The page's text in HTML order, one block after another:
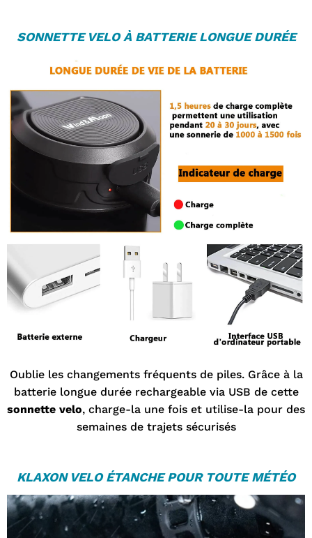
SONNETTE VELOÀ BATTERIE LONGUE DURÉE
Oublie les changements fréquents de piles. Grâce à la
batterie longue durée rechargeable via USB de cette
sonnette velo, charge-la une fois et utilise-la pour des
semaines de trajets sécurisés
KLAXON VELOÉTANCHE POUR TOUTE MÉTÉO